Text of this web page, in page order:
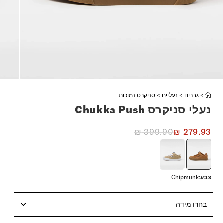
> גברים > נעליים > סניקרס נמוכות
נעלי סניקרס Chukka Push
₪399.90₪ 279.93
צבע:
Chipmunk
בחרו מידה